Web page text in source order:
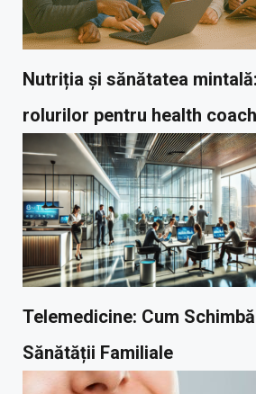
Nutriția și sănătatea
rolurilor pentru health
Telemedicine: Cum
Sănătății Familiale